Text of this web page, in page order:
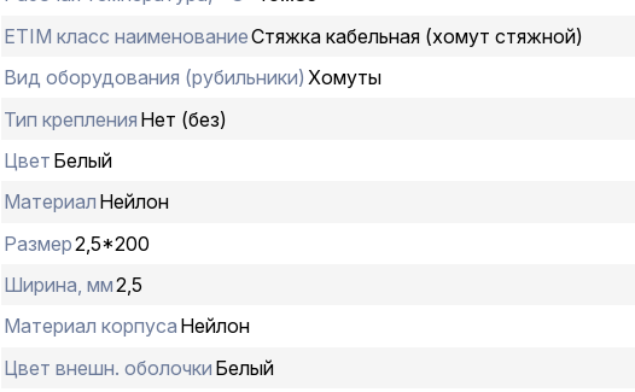
ETIM класс наименованиеСтяжка кабельная (хомут стяжной)
Вид оборудования (рубильники) Хомуты
Тип крепления Нет (без)
Цвет Белый
Материал Нейлон
Размер2,5*200
Ширина, мм2,5
Материал корпуса Нейлон
Цвет внешн. оболочки Белый